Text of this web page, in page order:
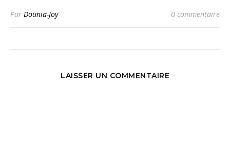
Par Dounia-Joy 0 commentaire
LAISSER UN COMMENTAIRE